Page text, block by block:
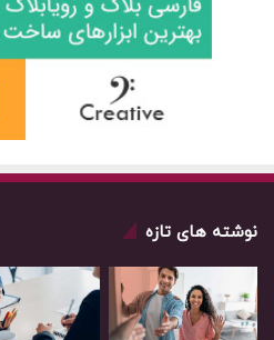
نوشته های تازه